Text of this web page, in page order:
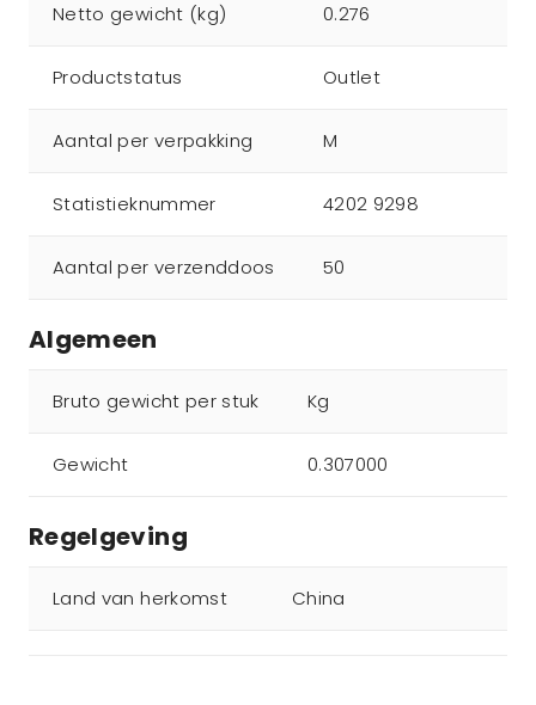
Netto gewicht (kg) 0.276
Productstatus Outlet
Aantal per verpakking M
Statistieknummer 4202 9298
Aantal per verzenddoos 50
Algemeen
Bruto gewicht per stuk Kg
Gewicht 0.307000
Regelgeving
Land van herkomst China